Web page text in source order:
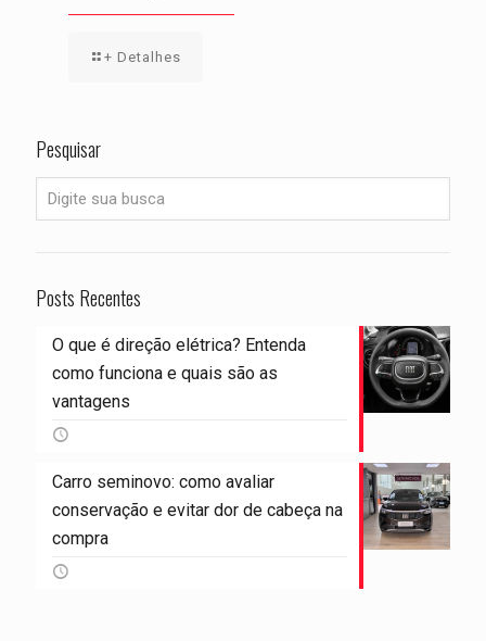
+ Detalhes
Pesquisar
Posts Recentes
O que é direção elétrica? Entenda
como funciona e quais são as
vantagens
Carro seminovo: como avaliar
conservação e evitar dor de cabeça na
compra